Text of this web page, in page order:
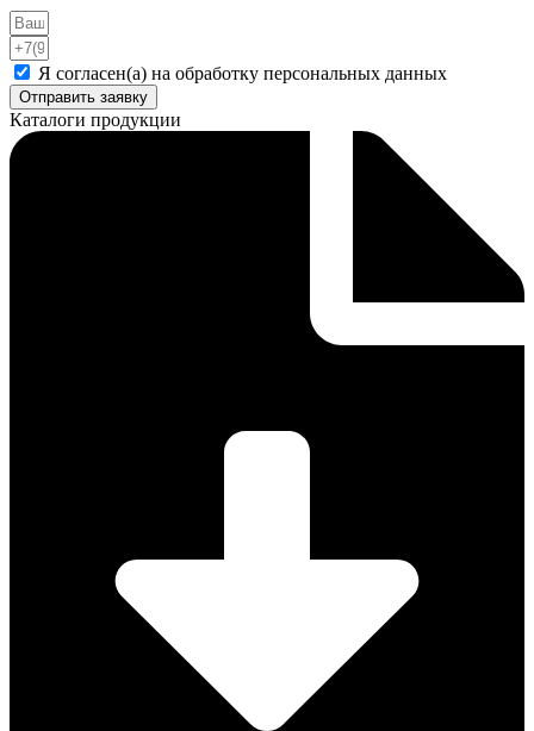
Я согласен(а) на обработку персональных данных
Отправить заявку
Каталоги продукции